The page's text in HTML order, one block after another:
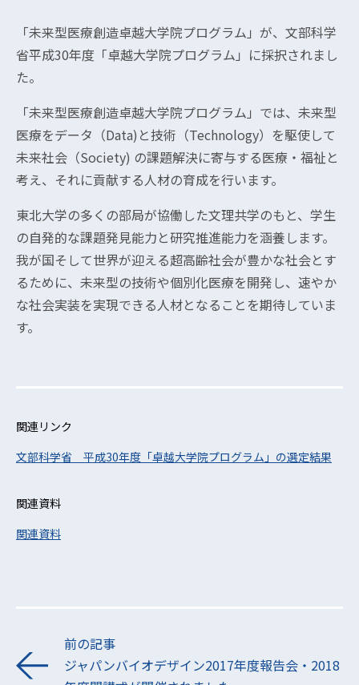
「未来型医療創造卓越大学院プログラム」が、文部科学
省平成30年度「卓越大学院プログラム」に採択されまし
た。
「未来型医療創造卓越大学院プログラム」では、未来型
医療をデータ（Data)と技術（Technology）を駆使して
未来社会（Society) の課題解決に寄与する医療・福祉と
考え、それに貢献する人材の育成を行います。
東北大学の多くの部局が協働した文理共学のもと、学生
の自発的な課題発見能力と研究推進能力を涵養します。
我が国そして世界が迎える超高齢社会が豊かな社会とす
るために、未来型の技術や個別化医療を開発し、速やか
な社会実装を実現できる人材となることを期待していま
す。
関連リンク
文部科学省 平成30年度「卓越大学院プログラム」の選定結果
関連資料
関連資料
前の記事
ジャパンバイオデザイン2017年度報告会・2018